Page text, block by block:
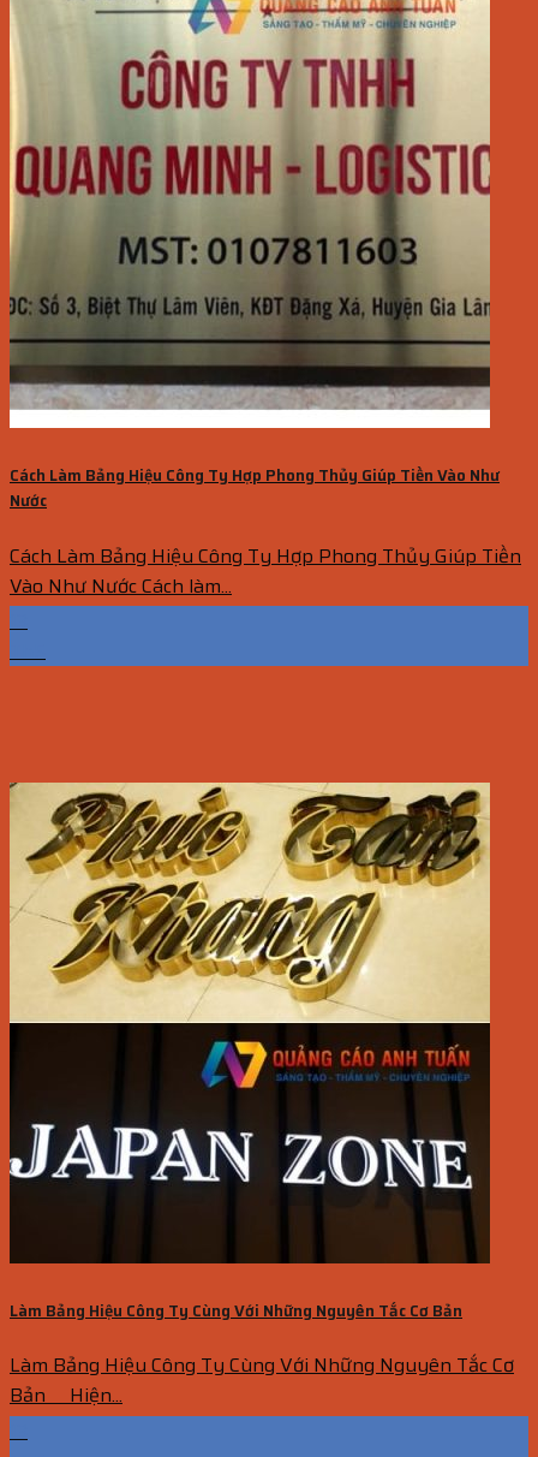
Cách Làm Bảng Hiệu Công Ty Hợp Phong Thủy Giúp Tiền Vào Như
Nước
Cách Làm Bảng Hiệu Công Ty Hợp Phong Thủy Giúp Tiền
Vào Như Nước Cách làm...
13
Th5
Làm Bảng Hiệu Công Ty Cùng Với Những Nguyên Tắc Cơ Bản
Làm Bảng Hiệu Công Ty Cùng Với Những Nguyên Tắc Cơ
Bản Hiện...
13